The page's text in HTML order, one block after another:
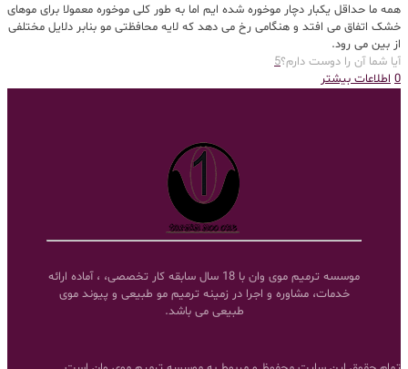
همه ما حداقل یکبار دچار موخوره شده ایم اما به طور کلی موخوره معمولا برای موهای
خشک اتفاق می افتد و هنگامی رخ می دهد که لایه محافظتی مو بنابر دلایل مختلفی
از بین می رود.
آیا شما آن را دوست دارم؟5
0 اطلاعات بیشتر
موسسه ترمیم موی وان با 18 سال سابقه کار تخصصی، ، آماده ارائه
خدمات، مشاوره و اجرا در زمینه ترمیم مو طبیعی و پیوند موی
طبیعی می باشد.